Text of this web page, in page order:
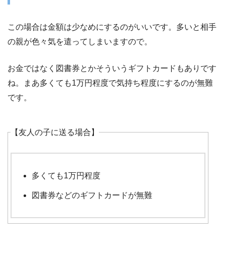
この場合は金額は少なめにするのがいいです。多いと相手
の親が色々気を遣ってしまいますので。
お金ではなく図書券とかそういうギフトカードもありです
ね。まあ多くても1万円程度で気持ち程度にするのが無難
です。
【友人の子に送る場合】
多くても1万円程度
図書券などのギフトカードが無難